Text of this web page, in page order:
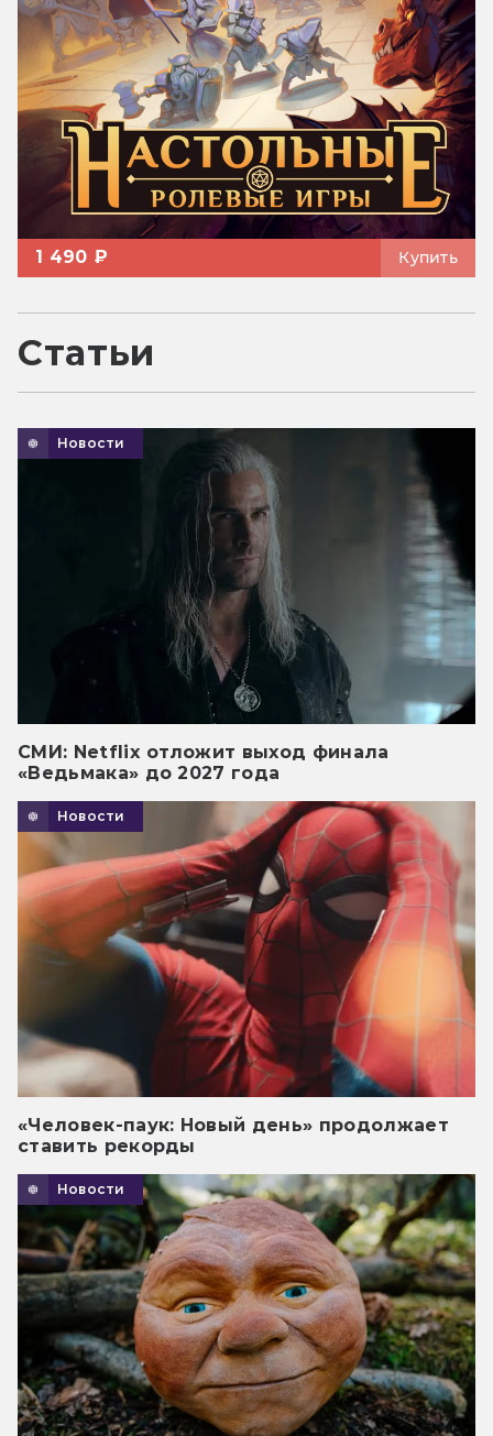
1 490 ₽ Купить
Статьи
Новости
СМИ: Netflix отложит выход финала
«Ведьмака» до 2027 года
Новости
«Человек-паук: Новый день» продолжает
ставить рекорды
Новости